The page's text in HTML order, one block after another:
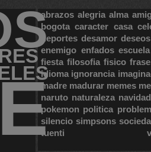
abrazos alegria alma
bogota caracter casa
deportes desamor deseos
enemigo enfados escuela
fiesta filosofia fisico
idioma ignorancia
madre madurar memes
naruto naturaleza navidad
pokemon politica
silencio simpsons
tuenti